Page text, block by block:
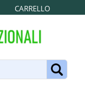
CARRELLO